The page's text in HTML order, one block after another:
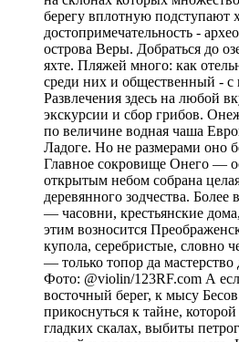
берегу вплотную подступают
достопримечательность -
острова Веры. Добраться до
яхте. Пляжей много: как
среди них и общественный - с
Развлечения здесь на любой
экскурсии и сбор грибов.
по величине водная чаша
Ладоге. Но не размерами оно
Главное сокровище Онего —
открытым небом собрана
деревянного зодчества. Более
— часовни, крестьянские
этим возносится
купола, серебристые, словно
— только топор да
Фото: @violin/123RF.com А
восточный берег, к мысу
прикоснуться к тайне,
гладких скалах, выбиты